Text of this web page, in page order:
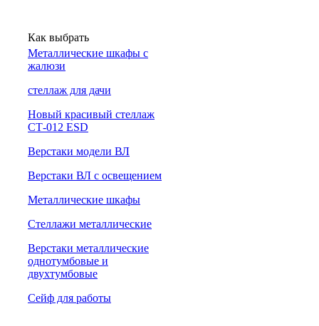
Как выбрать
Металлические шкафы с
жалюзи
cтеллаж для дачи
Новый красивый стеллаж
СТ-012 ESD
Верстаки модели ВЛ
Верстаки ВЛ с освещением
Металлические шкафы
Стеллажи металлические
Верстаки металлические
однотумбовые и
двухтумбовые
Сейф для работы